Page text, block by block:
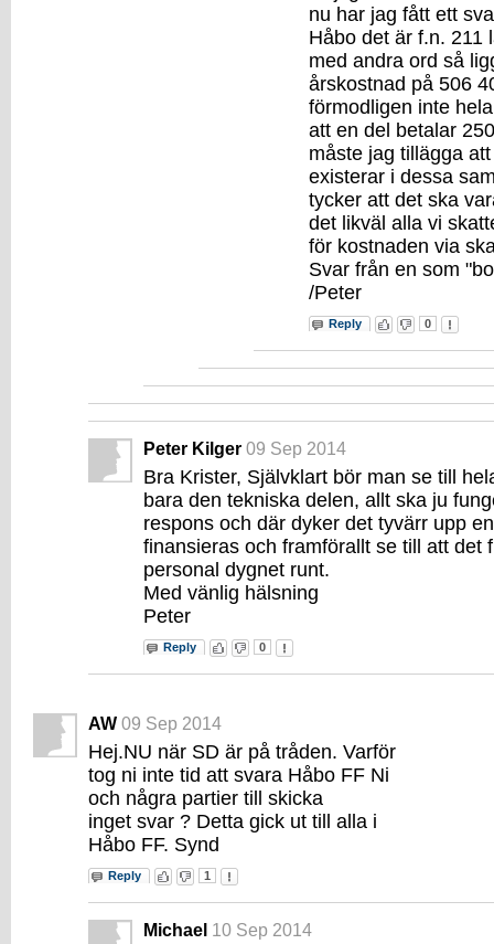
nu har jag fått ett
Håbo det är f.n. 211
med andra ord så
årskostnad på 506
förmodligen inte
att en del betalar
måste jag tillägga
existerar i dessa
tycker att det ska
det likväl alla vi
för kostnaden via
Svar från en som
/Peter
Reply 0
Peter Kilger 09 Sep 2014
Bra Krister, Självklart bör man se till
bara den tekniska delen, allt ska ju
respons och där dyker det tyvärr upp
finansieras och framförallt se till att det
personal dygnet runt.
Med vänlig hälsning
Peter
Reply 0
AW 09 Sep 2014
Hej.NU när SD är på tråden. Varför
tog ni inte tid att svara Håbo FF Ni
och några partier till skicka
inget svar ? Detta gick ut till alla i
Håbo FF. Synd
Reply 1
Michael 10 Sep 2014